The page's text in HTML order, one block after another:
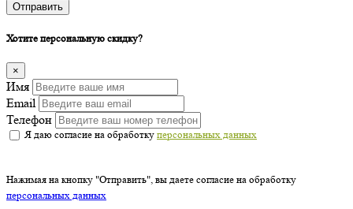
Отправить
Хотите персональную скидку?
×
Имя
Email
Телефон
Я даю согласие на обработку персональных данных
Нажимая на кнопку "Отправить", вы даете согласие на обработку
персональных данных